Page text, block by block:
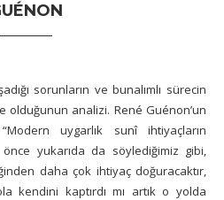
sorunların ve bunalımlı sürecin
olduğunun analizi. René Guénon’un
uygarlık sunî ihtiyaçların
önce yukarıda da söylediğimiz gibi,
daha çok ihtiyaç doğuracaktır,
kendini kaptırdı mı artık o yolda